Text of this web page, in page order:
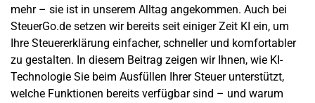
mehr – sie ist in unserem Alltag angekommen. Auch bei
SteuerGo.de setzen wir bereits seit einiger Zeit KI ein, um
Ihre Steuererklärung einfacher, schneller und komfortabler
zu gestalten. In diesem Beitrag zeigen wir Ihnen, wie KI-
Technologie Sie beim Ausfüllen Ihrer Steuer unterstützt,
welche Funktionen bereits verfügbar sind – und warum